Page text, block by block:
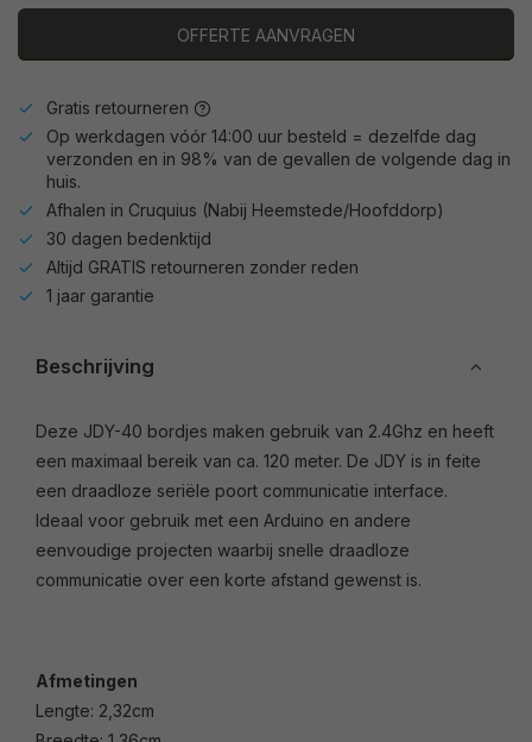
OFFERTE AANVRAGEN
Gratis retourneren
Op werkdagen vóór 14:00 uur besteld = dezelfde dag
verzonden en in 98% van de gevallen de volgende dag in
huis.
Afhalen in Cruquius (Nabij Heemstede/Hoofddorp)
30 dagen bedenktijd
Altijd GRATIS retourneren zonder reden
1 jaar garantie
Beschrijving
Deze JDY-40 bordjes maken gebruik van 2.4Ghz en heeft
een maximaal bereik van ca. 120 meter. De JDY is in feite
een draadloze seriële poort communicatie interface.
Ideaal voor gebruik met een Arduino en andere
eenvoudige projecten waarbij snelle draadloze
communicatie over een korte afstand gewenst is.
Afmetingen
Lengte: 2,32cm